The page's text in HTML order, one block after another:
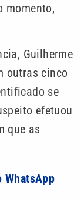
momento,
Guilherme
outras cinco
se
efetuou
que as
WhatsApp